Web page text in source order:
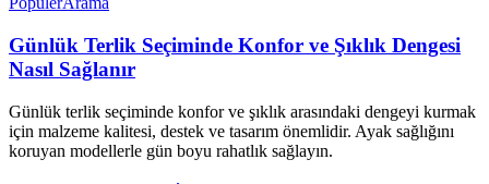
Günlük Terlik Seçiminde Konfor ve Şıklık Dengesi
Nasıl Sağlanır
Günlük terlik seçiminde konfor ve şıklık arasındaki dengeyi kurmak
için malzeme kalitesi, destek ve tasarım önemlidir. Ayak sağlığını
koruyan modellerle gün boyu rahatlık sağlayın.